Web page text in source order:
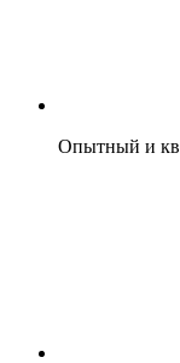
Опытный и